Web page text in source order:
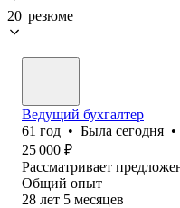
20 резюме
Ведущий бухгалтер
61 год • Была сегодня •
25 000 ₽
Рассматривает
Общий опыт
28 лет 5 месяцев